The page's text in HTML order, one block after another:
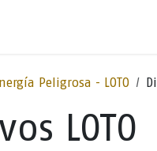
Peligrosa - LOTO
LOTO